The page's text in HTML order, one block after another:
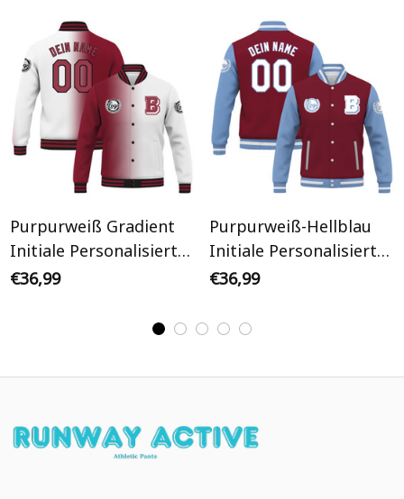
Purpurweiß Gradient
Initiale Personalisiertes
Varsity College Jacke
€36,99
Purpurweiß-Hellblau
Initiale Personalisiertes
Varsity College Jacke
€36,99